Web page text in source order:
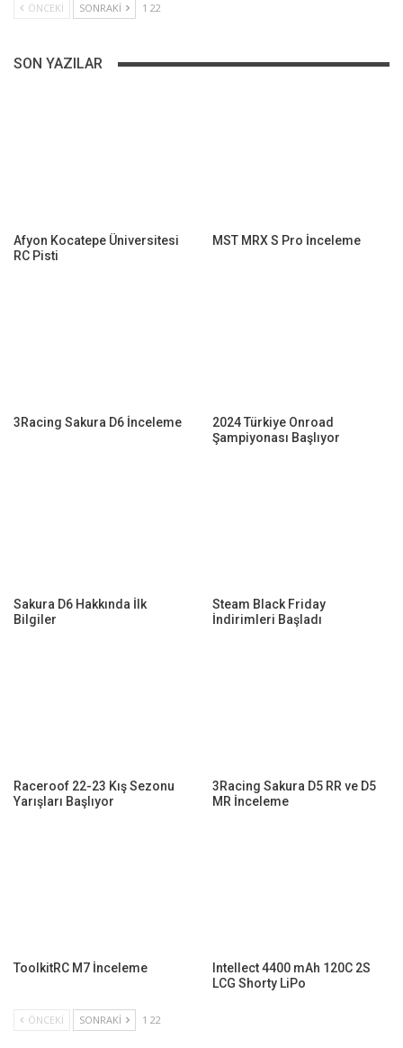
ÖNCEKI SONRAKI 1 22
SON YAZILAR
Afyon Kocatepe Üniversitesi
RC Pisti
MST MRX S Pro İnceleme
3Racing Sakura D6 İnceleme
2024 Türkiye Onroad
Şampiyonası Başlıyor
Sakura D6 Hakkında İlk
Bilgiler
Steam Black Friday
İndirimleri Başladı
Raceroof 22-23 Kış Sezonu
Yarışları Başlıyor
3Racing Sakura D5 RR ve D5
MR İnceleme
ToolkitRC M7 İnceleme
Intellect 4400 mAh 120C 2S
LCG Shorty LiPo
ÖNCEKI SONRAKI 1 22